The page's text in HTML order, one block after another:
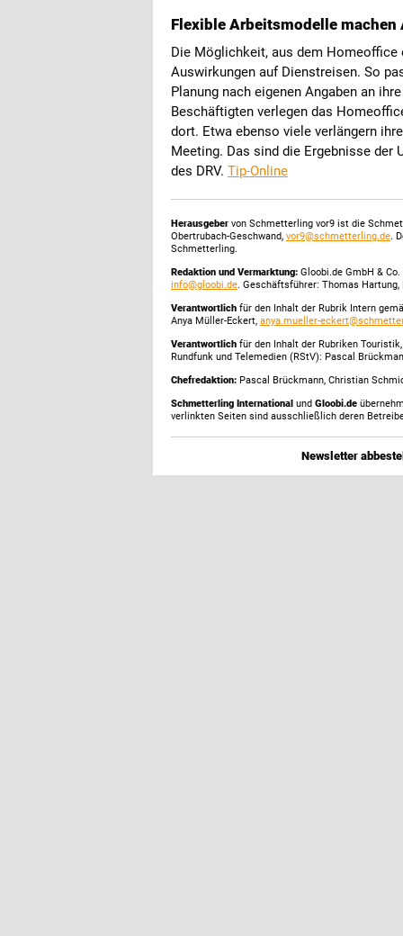
Flexible Arbeitsmodelle
Die Möglichkeit, aus dem Homeoffice
Auswirkungen auf Dienstreisen. So
Planung nach eigenen Angaben an
Beschäftigten verlegen das
dort. Etwa ebenso viele verlängern
Meeting. Das sind die Ergebnisse der
des DRV. Tip-Online
Herausgeber von Schmetterling vor9 ist die
Obertrubach-Geschwand, vor9@schmetterling.de.
Schmetterling.
Redaktion und Vermarktung: Gloobi.de GmbH &
info@gloobi.de. Geschäftsführer: Thomas
Verantwortlich für den Inhalt der Rubrik Intern
Anya Müller-Eckert, anya.mueller-
Verantwortlich für den Inhalt der Rubriken
Rundfunk und Telemedien (RStV): Pascal
Chefredaktion: Pascal Brückmann, Christian
Schmetterling International und Gloobi.de
verlinkten Seiten sind ausschließlich deren
Newsletter